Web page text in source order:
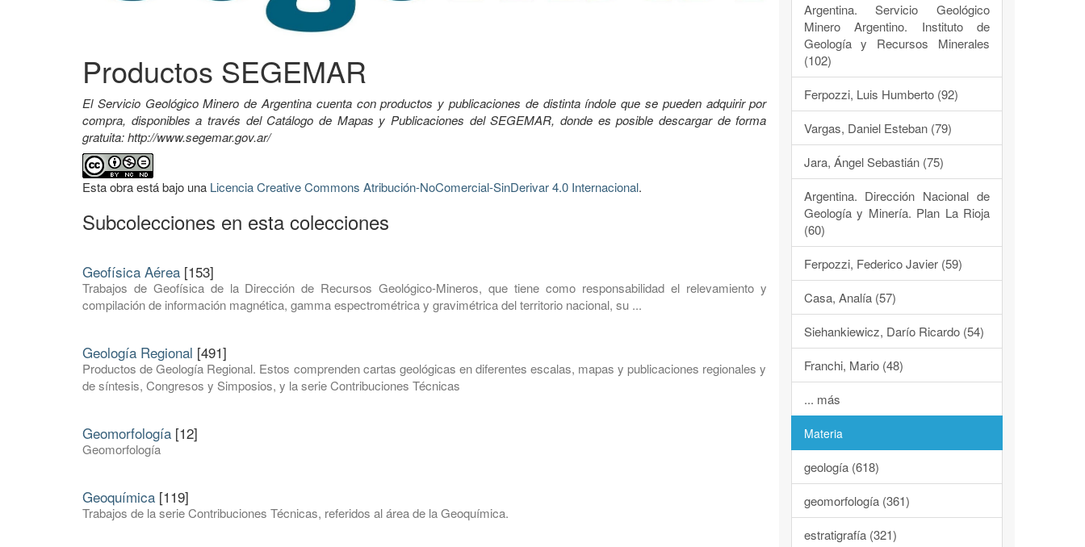
Productos SEGEMAR
El Servicio Geológico Minero de Argentina cuenta con productos y publicaciones de distinta índole que se pueden adquirir por
compra, disponibles a través del Catálogo de Mapas y Publicaciones del SEGEMAR, donde es posible descargar de forma
gratuita: http://www.segemar.gov.ar/
Esta obra está bajo una Licencia Creative Commons Atribución-NoComercial-SinDerivar 4.0 Internacional.
Subcolecciones en esta colecciones
Geofísica Aérea [153]
Trabajos de Geofísica de la Dirección de Recursos Geológico-Mineros, que tiene como responsabilidad el relevamiento y
compilación de información magnética, gamma espectrométrica y gravimétrica del territorio nacional, su ...
Geología Regional [491]
Productos de Geología Regional. Estos comprenden cartas geológicas en diferentes escalas, mapas y publicaciones regionales y
de síntesis, Congresos y Simposios, y la serie Contribuciones Técnicas
Geomorfología [12]
Geomorfología
Geoquímica [119]
Trabajos de la serie Contribuciones Técnicas, referidos al área de la Geoquímica.
Argentina. Servicio Geológico
Minero Argentino. Instituto de
Geología y Recursos Minerales
(102)
Ferpozzi, Luis Humberto (92)
Vargas, Daniel Esteban (79)
Jara, Ángel Sebastián (75)
Argentina. Dirección Nacional de
Geología y Minería. Plan La Rioja
(60)
Ferpozzi, Federico Javier (59)
Casa, Analía (57)
Siehankiewicz, Darío Ricardo (54)
Franchi, Mario (48)
... más
Materia
geología (618)
geomorfología (361)
estratigrafía (321)